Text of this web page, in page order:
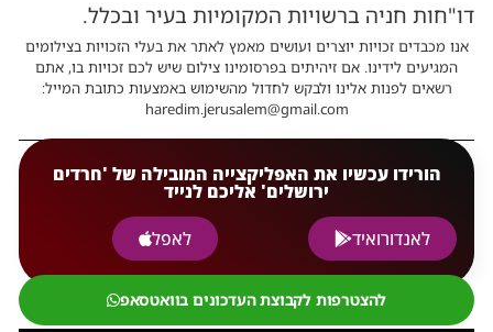
דו"חות חניה ברשויות המקומיות בעיר ובכלל.
אנו מכבדים זכויות יוצרים ועושים מאמץ לאתר את בעלי הזכויות בצילומים
המגיעים לידינו. אם זיהיתים בפרסומינו צילום שיש לכם זכויות בו, אתם
רשאים לפנות אלינו ולבקש לחדול מהשימוש באמצעות כתובת המייל:
haredim.jerusalem@gmail.com
הורידו עכשיו את האפליקצייה המובילה של 'חרדים
ירושלים' אליכם לנייד
לאנדורואיד
לאפל
להצטרפות לקבוצת העדכונים בוואטסאפ